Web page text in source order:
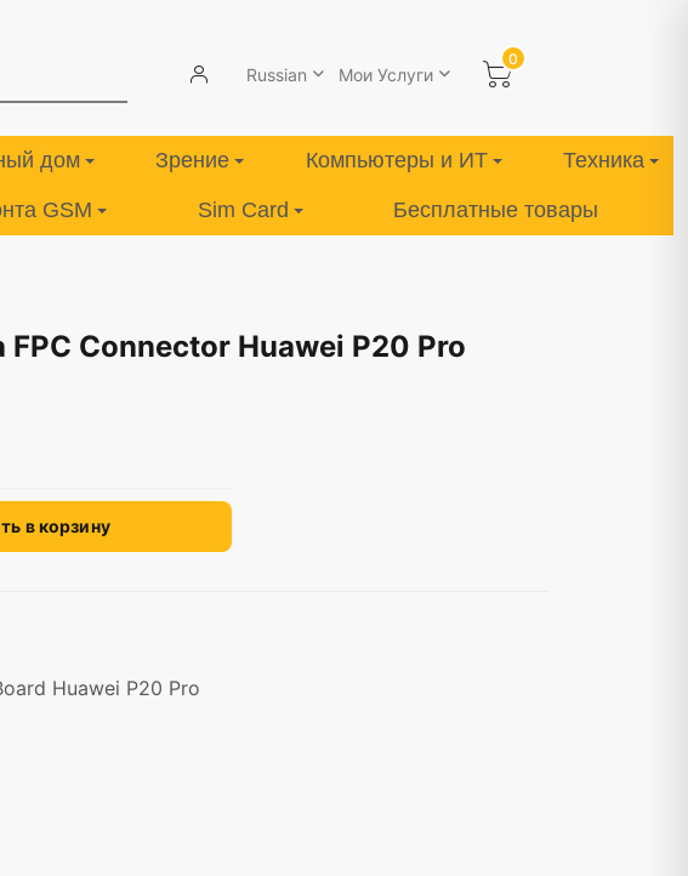
Russian Мои Услуги
0
дом Зрение Компьютеры и ИТ Техника
GSM Sim Card Бесплатные товары
FPC Connector Huawei P20 Pro
в корзину
Huawei P20 Pro